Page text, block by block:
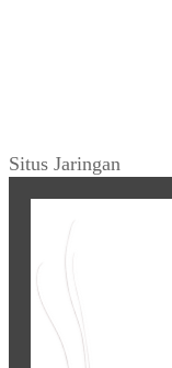
Situs Jaringan